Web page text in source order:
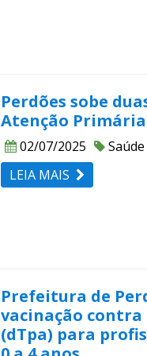
Perdões sobe
Atenção Primária
02/07/2025
Saúde
LEIA MAIS
Prefeitura de
vacinação
(dTpa) para